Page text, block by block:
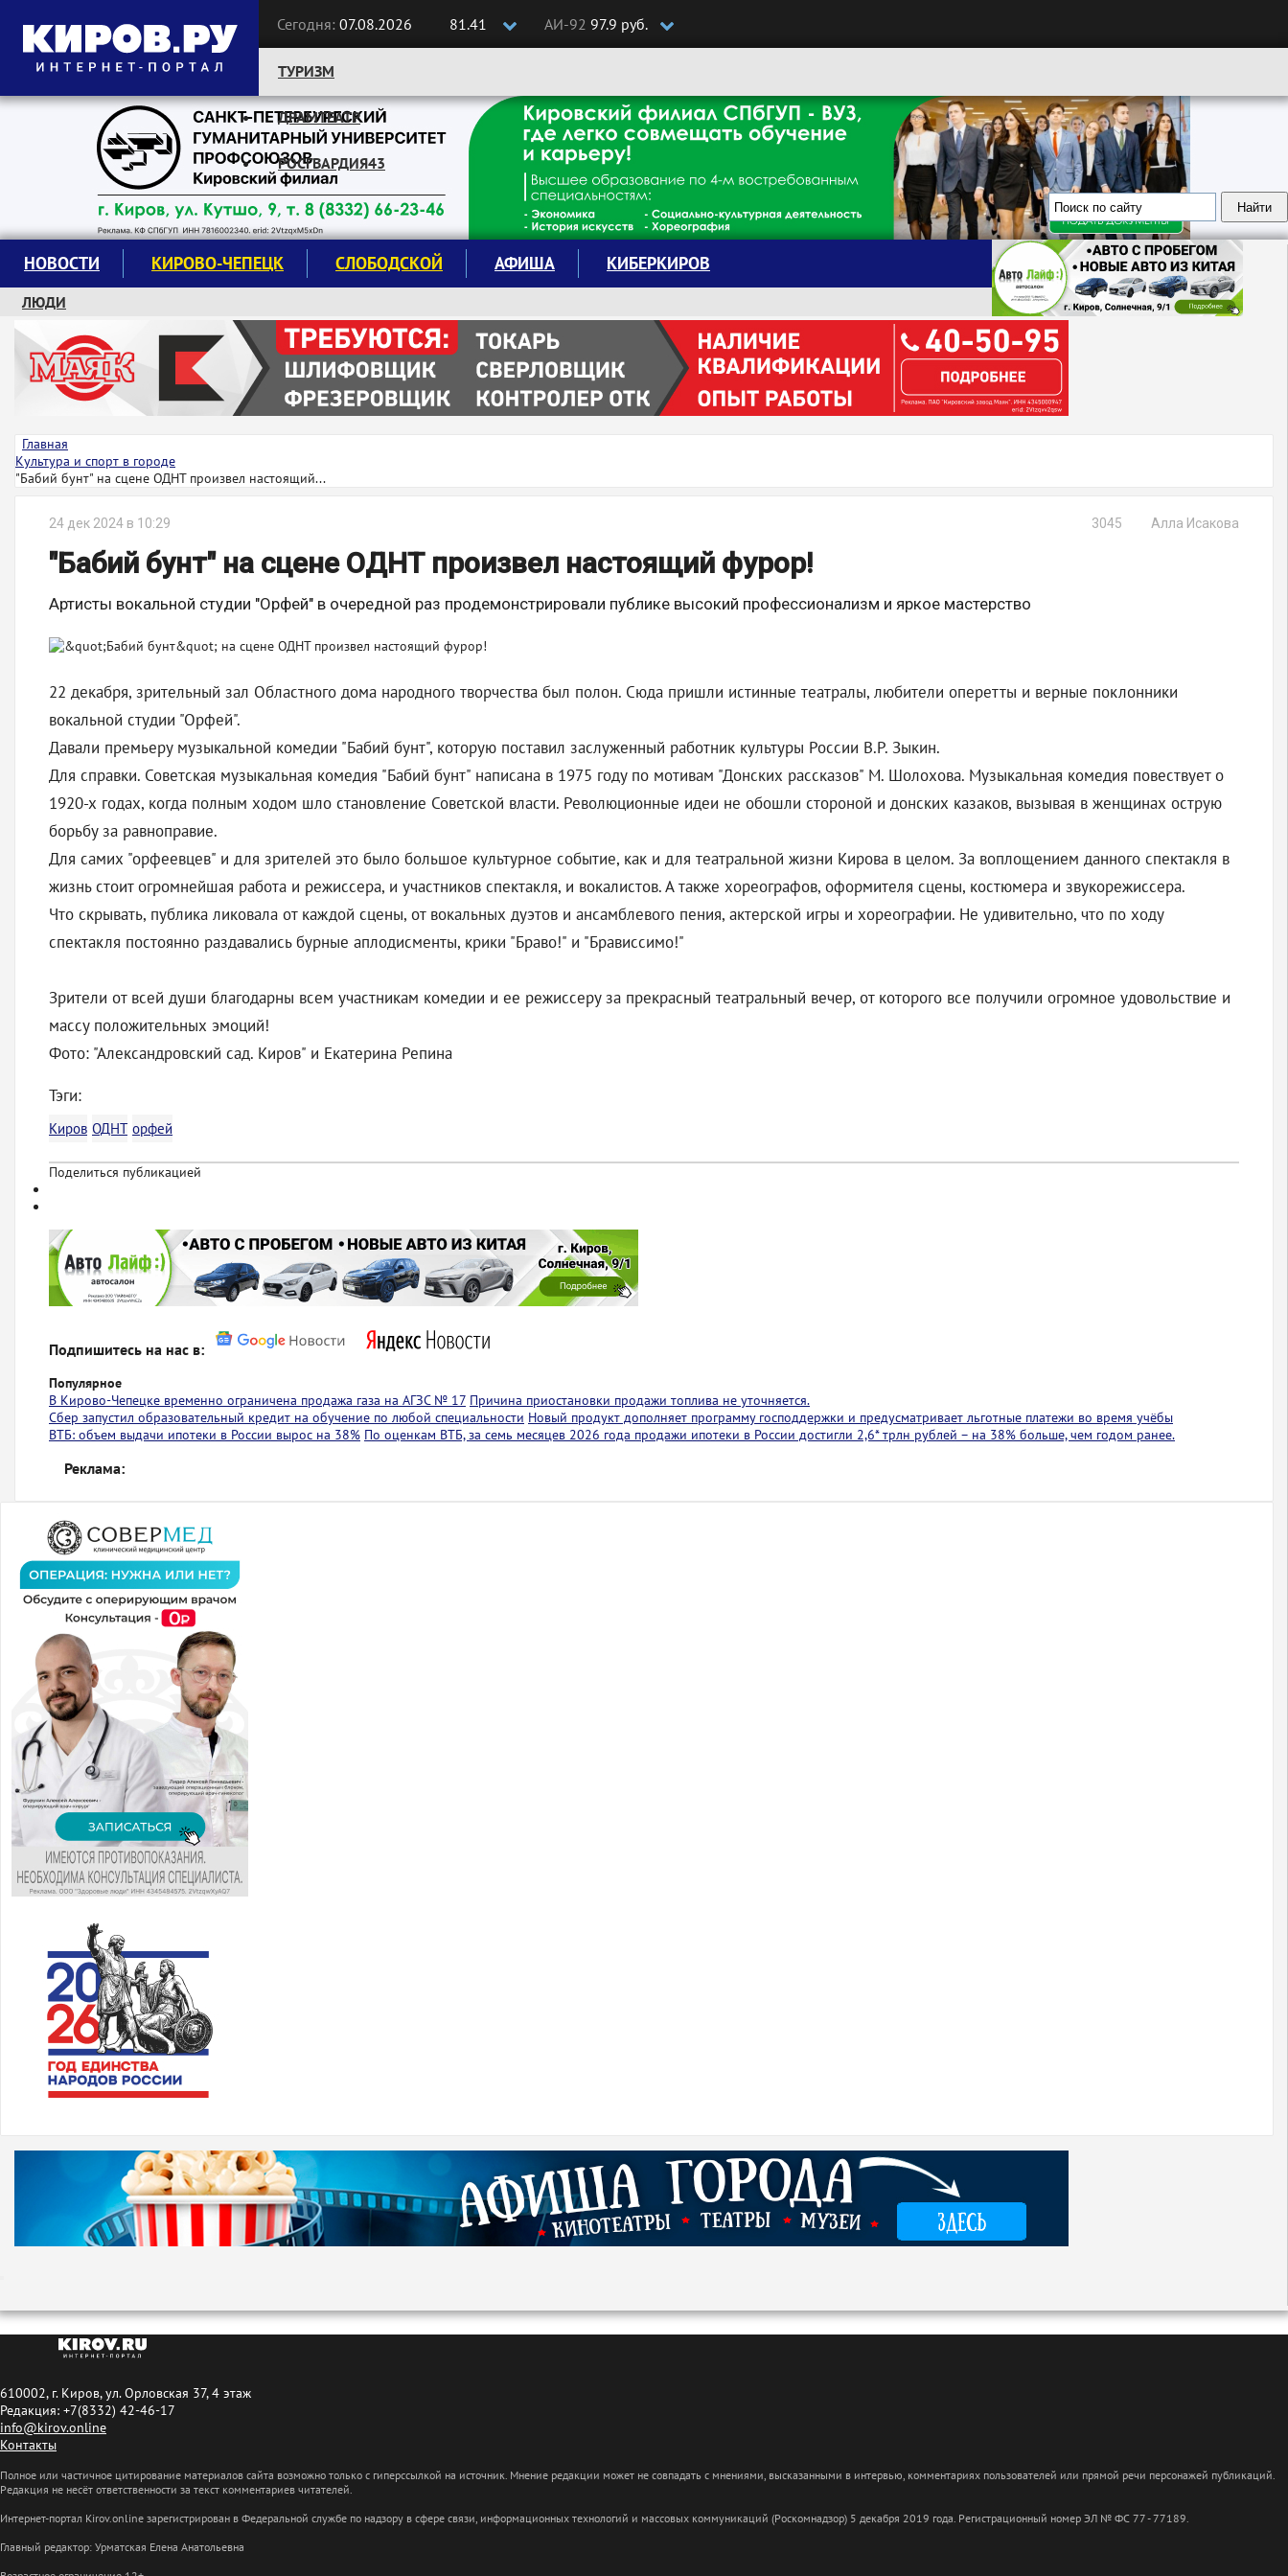
Сегодня: 07.08.2026 81.41 АИ-92 97.9 руб.
Следите за новостями:
ТУРИЗМ
ДРАМТЕАТР
РОСГВАРДИЯ43
НОВОСТИ КИРОВО-ЧЕПЕЦК СЛОБОДСКОЙ АФИША КИБЕРКИРОВ
ЛЮДИ
КРУЖКИ И СЕКЦИИ
ЗАВОДУ "МАЯК" 85 ЛЕТ
ЭКОЛОГИЯ
Главная
Культура и спорт в городе
"Бабий бунт" на сцене ОДНТ произвел настоящий...
24 дек 2024 в 10:29 Алла Исакова
3045
"Бабий бунт" на сцене ОДНТ произвел настоящий фурор!
Артисты вокальной студии "Орфей" в очередной раз продемонстрировали публике высокий профессионализм и яркое мастерство
22 декабря, зрительный зал Областного дома народного творчества был полон. Сюда пришли истинные театралы, любители оперетты и верные поклонники
вокальной студии "Орфей".
Давали премьеру музыкальной комедии "Бабий бунт", которую поставил заслуженный работник культуры России В.Р. Зыкин.
Для справки. Советская музыкальная комедия "Бабий бунт" написана в 1975 году по мотивам "Донских рассказов" М. Шолохова. Музыкальная комедия повествует о
1920-х годах, когда полным ходом шло становление Советской власти. Революционные идеи не обошли стороной и донских казаков, вызывая в женщинах острую
борьбу за равноправие.
Для самих "орфеевцев" и для зрителей это было большое культурное событие, как и для театральной жизни Кирова в целом. За воплощением данного спектакля в
жизнь стоит огромнейшая работа и режиссера, и участников спектакля, и вокалистов. А также хореографов, оформителя сцены, костюмера и звукорежиссера.
Что скрывать, публика ликовала от каждой сцены, от вокальных дуэтов и ансамблевого пения, актерской игры и хореографии. Не удивительно, что по ходу
спектакля постоянно раздавались бурные аплодисменты, крики "Браво!" и "Брависсимо!"
Зрители от всей души благодарны всем участникам комедии и ее режиссеру за прекрасный театральный вечер, от которого все получили огромное удовольствие и
массу положительных эмоций!
Фото: "Александровский сад. Киров" и Екатерина Репина
Тэги:
Киров ОДНТ орфей
Поделиться публикацией
Подпишитесь на нас в:
Популярное
В Кирово-Чепецке временно ограничена продажа газа на АГЗС № 17 Причина приостановки продажи топлива не уточняется.
Сбер запустил образовательный кредит на обучение по любой специальности Новый продукт дополняет программу господдержки и предусматривает льготные платежи во время учёбы
ВТБ: объем выдачи ипотеки в России вырос на 38% По оценкам ВТБ, за семь месяцев 2026 года продажи ипотеки в России достигли 2,6* трлн рублей – на 38% больше, чем годом ранее.
Реклама:
610002, г. Киров, ул. Орловская 37, 4 этаж
Редакция: +7(8332) 42-46-17
info@kirov.online
Контакты
Полное или частичное цитирование материалов сайта возможно только с гиперссылкой на источник. Мнение редакции может не совпадать с мнениями, высказанными в интервью, комментариях пользователей или прямой речи персонажей публикаций.
Редакция не несёт ответственности за текст комментариев читателей.
Интернет-портал Kirov.online зарегистрирован в Федеральной службе по надзору в сфере связи, информационных технологий и массовых коммуникаций (Роскомнадзор) 5 декабря 2019 года. Регистрационный номер ЭЛ № ФС 77 - 77189.
Главный редактор: Урматская Елена Анатольевна